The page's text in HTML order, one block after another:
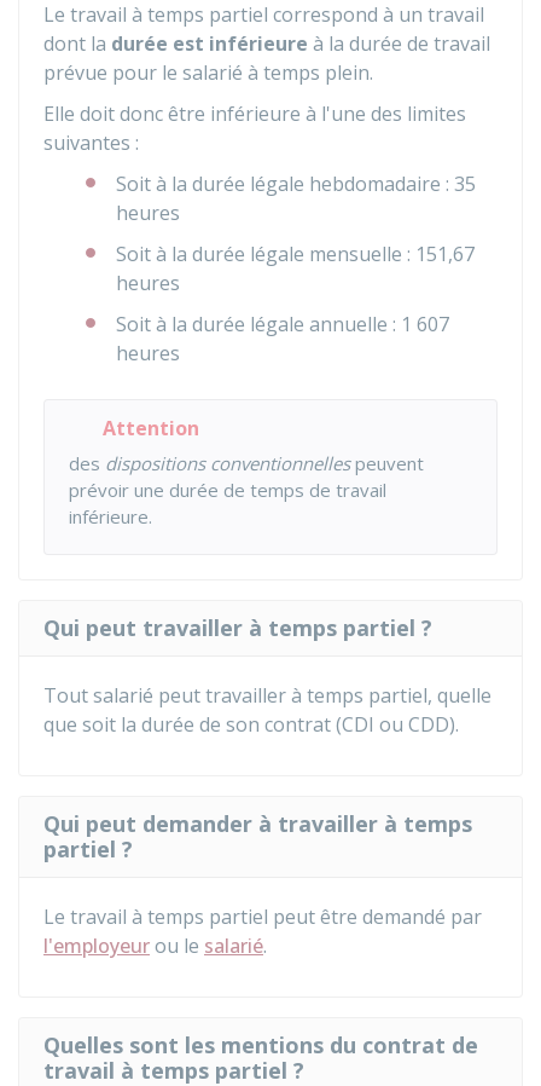
Le travail à temps partiel correspond à un travail
dont la durée est inférieure à la durée de travail
prévue pour le salarié à temps plein.
Elle doit donc être inférieure à l'une des limites
suivantes :
Soit à la durée légale hebdomadaire : 35
heures
Soit à la durée légale mensuelle : 151,67
heures
Soit à la durée légale annuelle : 1 607
heures
Attention
des dispositions conventionnellespeuvent
prévoir une durée de temps de travail
inférieure.
Qui peut travailler à temps partiel ?
Tout salarié peut travailler à temps partiel, quelle
que soit la durée de son contrat (CDI ou CDD).
Qui peut demander à travailler à temps
partiel ?
Le travail à temps partiel peut être demandé par
l'employeurou le salarié.
Quelles sont les mentions du contrat de
travail à temps partiel ?